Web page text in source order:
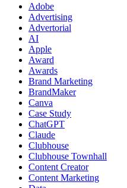
Adobe
Advertising
Advertorial
AI
Apple
Award
Awards
Brand Marketing
BrandMaker
Canva
Case Study
ChatGPT
Claude
Clubhouse
Clubhouse Townhall
Content Creator
Content Marketing